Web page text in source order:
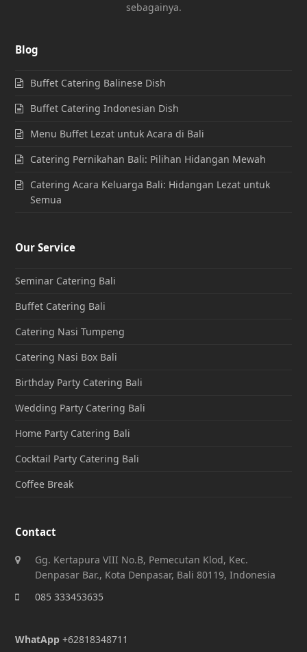
sebagainya.
Blog
Buffet Catering Balinese Dish
Buffet Catering Indonesian Dish
Menu Buffet Lezat untuk Acara di Bali
Catering Pernikahan Bali: Pilihan Hidangan Mewah
Catering Acara Keluarga Bali: Hidangan Lezat untuk
Semua
Our Service
Seminar Catering Bali
Buffet Catering Bali
Catering Nasi Tumpeng
Catering Nasi Box Bali
Birthday Party Catering Bali
Wedding Party Catering Bali
Home Party Catering Bali
Cocktail Party Catering Bali
Coffee Break
Contact
Gg. Kertapura VIII No.B, Pemecutan Klod, Kec.
Denpasar Bar., Kota Denpasar, Bali 80119, Indonesia
085 333453635
WhatApp +62818348711